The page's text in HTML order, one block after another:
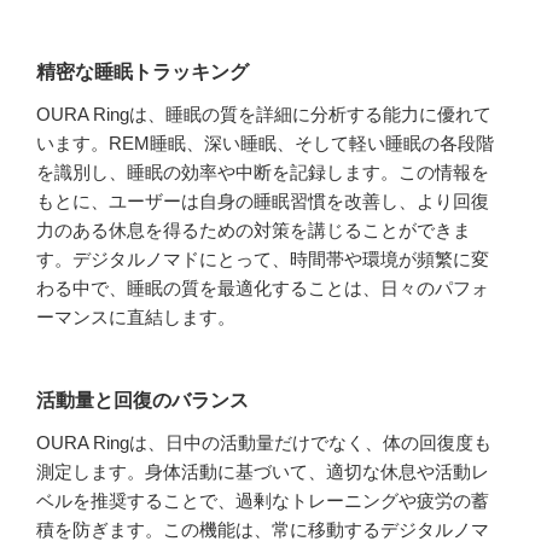
精密な睡眠トラッキング
OURA Ringは、睡眠の質を詳細に分析する能力に優れて
います。REM睡眠、深い睡眠、そして軽い睡眠の各段階
を識別し、睡眠の効率や中断を記録します。この情報を
もとに、ユーザーは自身の睡眠習慣を改善し、より回復
力のある休息を得るための対策を講じることができま
す。デジタルノマドにとって、時間帯や環境が頻繁に変
わる中で、睡眠の質を最適化することは、日々のパフォ
ーマンスに直結します。
活動量と回復のバランス
OURA Ringは、日中の活動量だけでなく、体の回復度も
測定します。身体活動に基づいて、適切な休息や活動レ
ベルを推奨することで、過剰なトレーニングや疲労の蓄
積を防ぎます。この機能は、常に移動するデジタルノマ